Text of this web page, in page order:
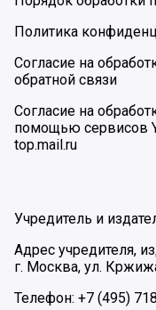
Политика
Согласие на
обратной связи
Согласие на
помощью сервисов
top.mail.ru
Учредитель и
Адрес учредителя,
г. Москва, ул.
Телефон: +7 (495)